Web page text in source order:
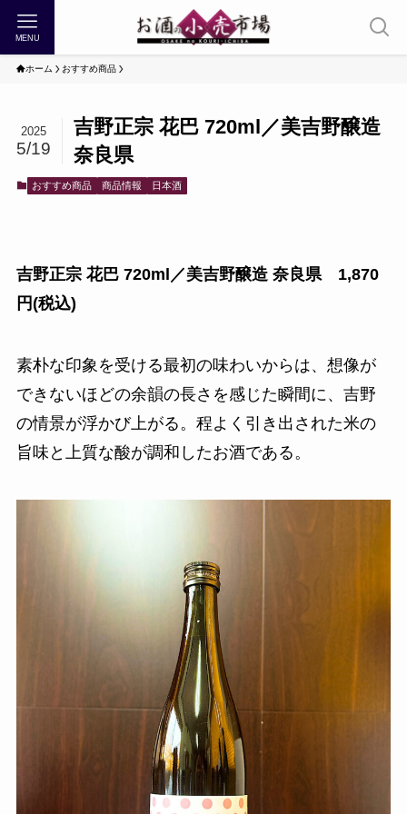
MENU
ホーム おすすめ商品
吉野正宗 花巴 720ml／美吉野醸造
奈良県
2025
5/19
おすすめ商品 商品情報 日本酒
吉野正宗 花巴 720ml／美吉野醸造 奈良県 1,870
円(税込)
素朴な印象を受ける最初の味わいからは、想像が
できないほどの余韻の長さを感じた瞬間に、吉野
の情景が浮かび上がる。程よく引き出された米の
旨味と上質な酸が調和したお酒である。